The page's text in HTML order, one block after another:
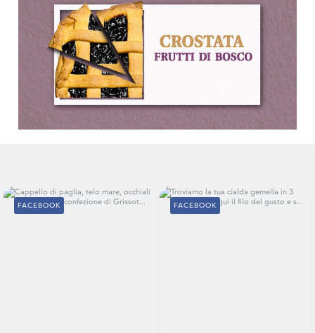
FACEBOOK FACEBOOK